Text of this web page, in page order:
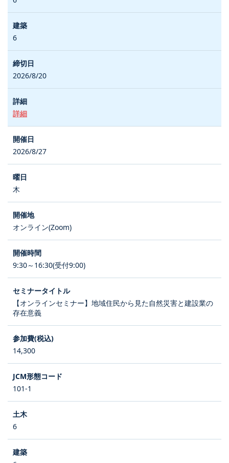
6
2026/8/20
詳細
2026/8/27
木
オンライン(Zoom)
9:30～16:30(受付9:00)
【オンラインセミナー】地域住民から見た自然災害と建設業の
存在意義
14,300
101-1
6